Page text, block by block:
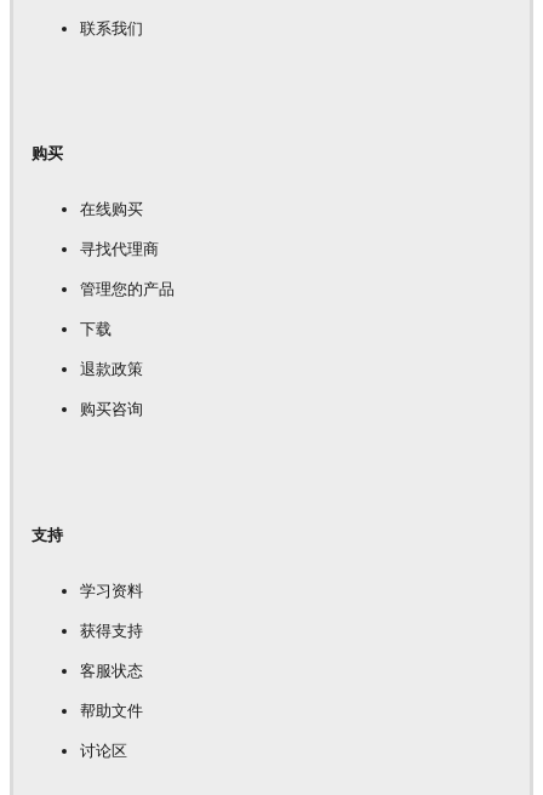
联系我们
购买
在线购买
寻找代理商
管理您的产品
下载
退款政策
购买咨询
支持
学习资料
获得支持
客服状态
帮助文件
讨论区